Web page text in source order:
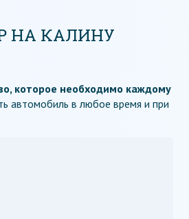
НА КАЛИНУ
которое необходимо каждому
автомобиль в любое время и при